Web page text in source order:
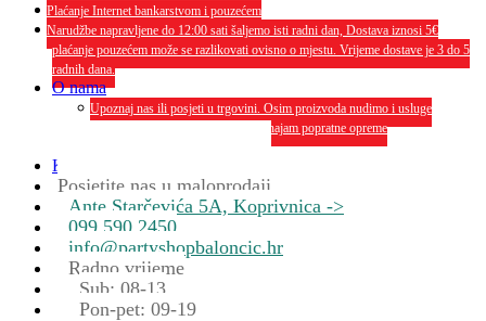
Plaćanje Internet bankarstvom i pouzećem
Narudžbe napravljene do 12:00 sati šaljemo isti radni dan, Dostava iznosi 5€
plaćanje pouzećem može se razlikovati ovisno o mjestu. Vrijeme dostave je 3 do 5
radnih dana.
O nama
Upoznaj nas ili posjeti u trgovini. Osim proizvoda nudimo i usluge
dekoriranja interijera i eksterija te najam popratne opreme
Kontakt
Posjetite nas u maloprodaji
Ante Starčevića 5A, Koprivnica ->
099 590 2450
info@partyshopbaloncic.hr
Radno vrijeme
Sub: 08-13
Pon-pet: 09-19